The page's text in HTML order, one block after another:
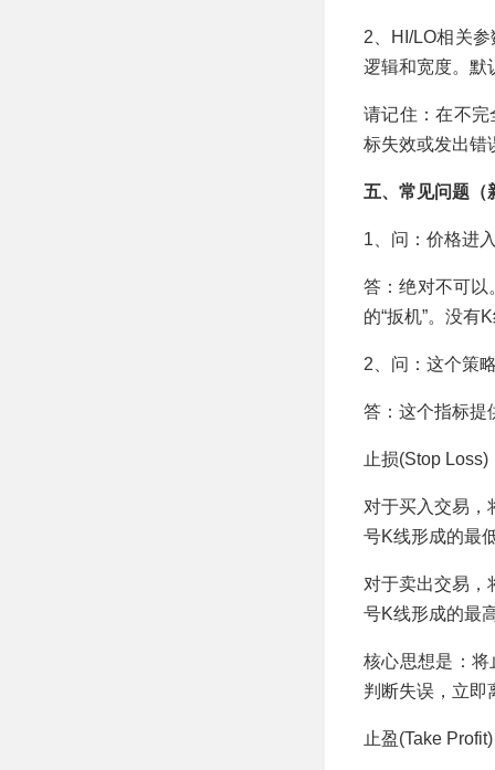
2、HI/LO相关参
逻辑和宽度。默
请记住：在不
标失效或发出错
五、常见问题（
1、问：价格进
答：绝对不可以
的“扳机”。没有
2、问：这个策
答：这个指标提
止损(Stop Loss)
对于买入交易，
号K线形成的最
对于卖出交易，
号K线形成的最
核心思想是：
判断失误，立即
止盈(Take